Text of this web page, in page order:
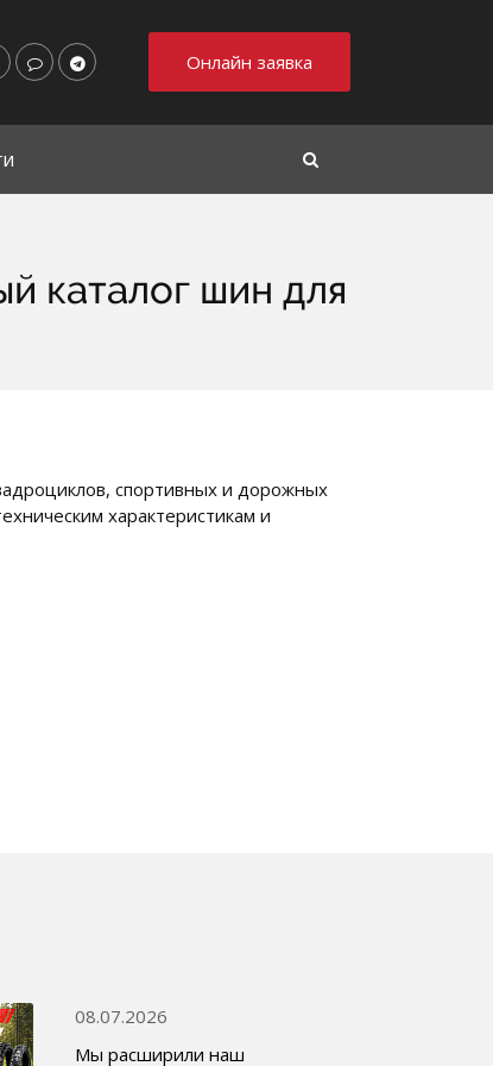
Онлайн заявка
каталог шин для
спортивных и дорожных
характеристикам и
08.07.2026
Мы расширили наш